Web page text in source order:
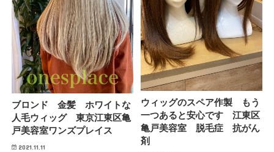
ブロンド 金髪 ホワイトな
人毛ウィッグ 東京江東区亀
戸美容室ワンズプレイス
2021.11.11
ウィッグのスペア作製 もう
一つあると安心です 江東区
亀戸美容室 脱毛症 抗がん
剤